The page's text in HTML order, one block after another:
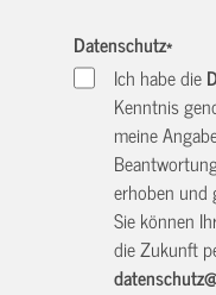
Datenschutz*
Ich habe die
Kenntnis
meine
erhoben und
Sie können
die Zukunft